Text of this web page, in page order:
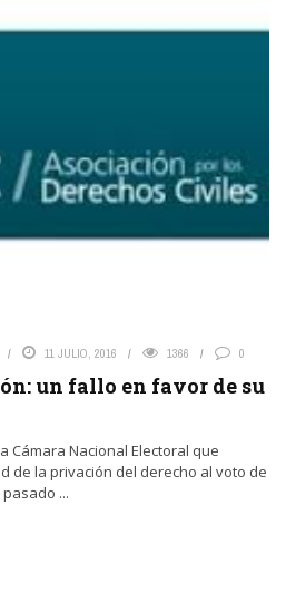
11 JULIO, 2016 1366 0
un fallo en favor de su
Cámara Nacional Electoral que
de la privación del derecho al voto de
...